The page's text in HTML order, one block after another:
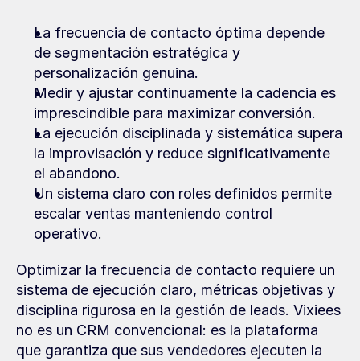
La frecuencia de contacto óptima depende
de segmentación estratégica y
personalización genuina.
Medir y ajustar continuamente la cadencia es
imprescindible para maximizar conversión.
La ejecución disciplinada y sistemática supera
la improvisación y reduce significativamente
el abandono.
Un sistema claro con roles definidos permite
escalar ventas manteniendo control
operativo.
Optimizar la frecuencia de contacto requiere un
sistema de ejecución claro, métricas objetivas y
disciplina rigurosa en la gestión de leads. Vixiees
no es un CRM convencional: es la plataforma
que garantiza que sus vendedores ejecuten la